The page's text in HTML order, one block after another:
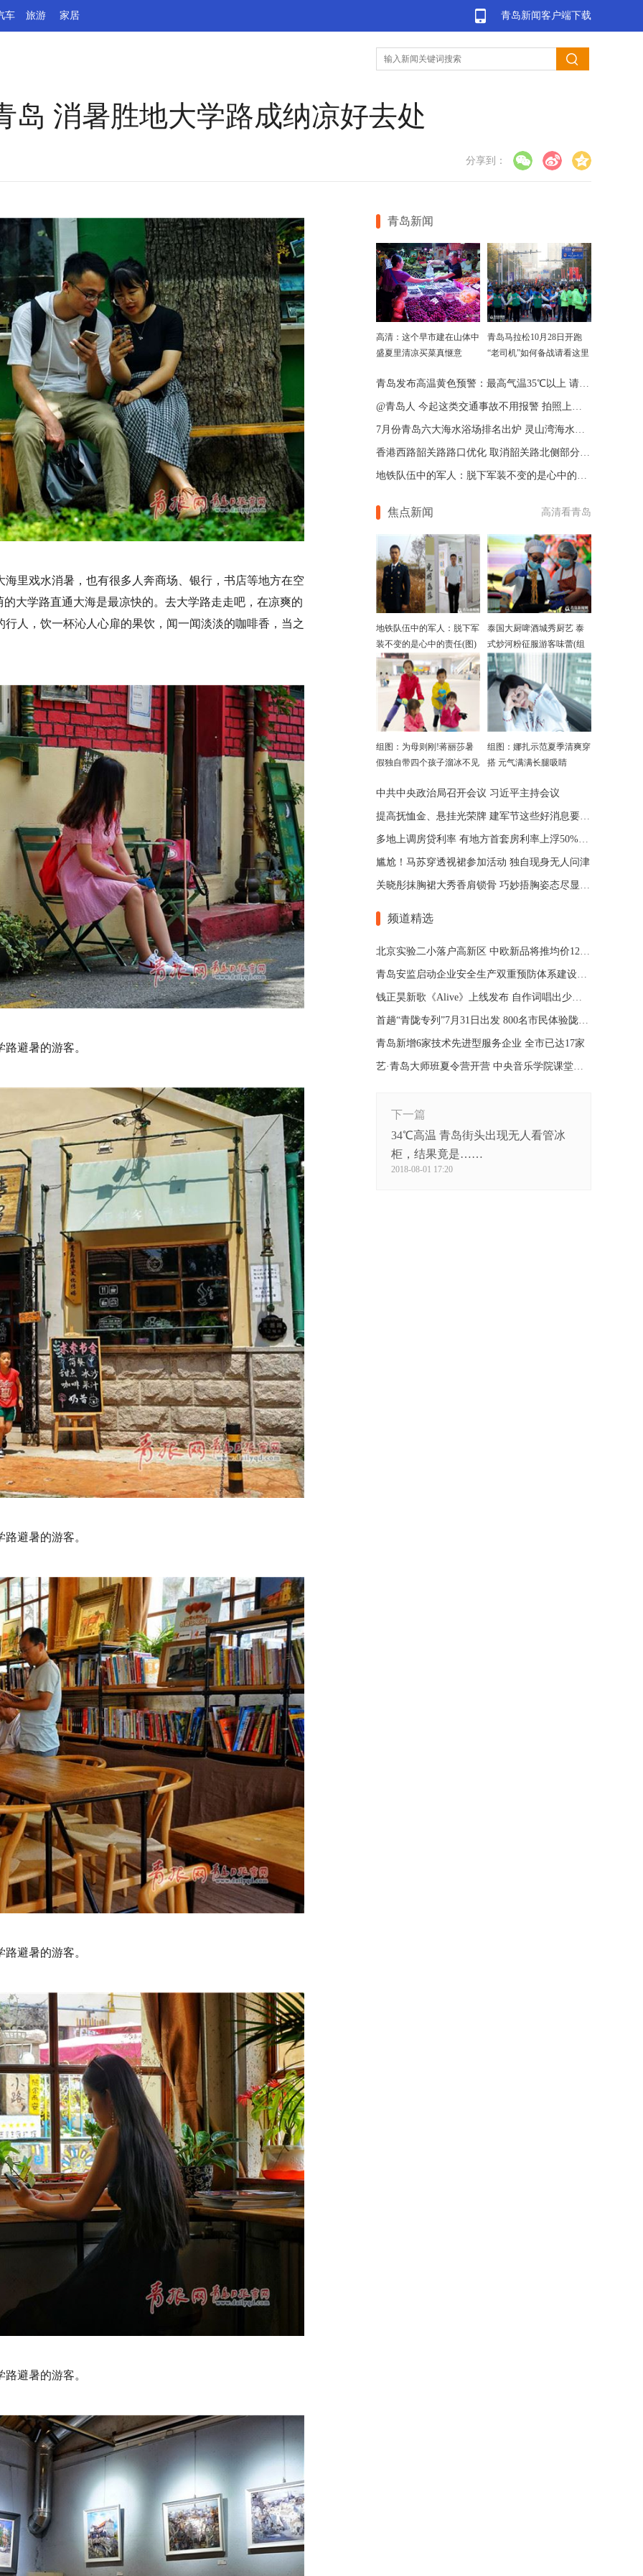
青岛新闻客户端下载
车 旅游 家居
岛 消暑胜地大学路成纳凉好去处
分享到：
里戏水消暑，也有很多人奔商场、银行，书店等地方在空
大学路直通大海是最凉快的。去大学路走走吧，在凉爽的
人，饮一杯沁人心扉的果饮，闻一闻淡淡的咖啡香，当之
路避暑的游客。
路避暑的游客。
路避暑的游客。
路避暑的游客。
青岛新闻
高清：这个早市建在山体中
盛夏里清凉买菜真惬意
青岛马拉松10月28日开跑
“老司机”如何备战请看这里
青岛发布高温黄色预警：最高气温35℃以上 请注意防范
@青岛人 今起这类交通事故不用报警 拍照上传后即可驶离
7月份青岛六大海水浴场排名出炉 灵山湾海水浴场第一
香港西路韶关路路口优化 取消韶关路北侧部分停车泊位
地铁队伍中的军人：脱下军装不变的是心中的责任(图)
焦点新闻 高清看青岛
地铁队伍中的军人：脱下军
装不变的是心中的责任(图)
泰国大厨啤酒城秀厨艺 泰
式炒河粉征服游客味蕾(组
图)
组图：为母则刚!蒋丽莎暑
假独自带四个孩子溜冰不见
组图：娜扎示范夏季清爽穿
搭 元气满满长腿吸睛
中共中央政治局召开会议 习近平主持会议
提高抚恤金、悬挂光荣牌 建军节这些好消息要知道！
多地上调房贷利率 有地方首套房利率上浮50%(图)
尴尬！马苏穿透视裙参加活动 独自现身无人问津
关晓彤抹胸裙大秀香肩锁骨 巧妙捂胸姿态尽显魅惑
频道精选
北京实验二小落户高新区 中欧新品将推均价12500
青岛安监启动企业安全生产双重预防体系建设点评工作
钱正昊新歌《Alive》上线发布 自作词唱出少年新态度
首趟“青陇专列”7月31日出发 800名市民体验陇上风光
青岛新增6家技术先进型服务企业 全市已达17家
艺·青岛大师班夏令营开营 中央音乐学院课堂搬到青岛
下一篇
34℃高温 青岛街头出现无人看管冰
柜，结果竟是……
2018-08-01 17:20